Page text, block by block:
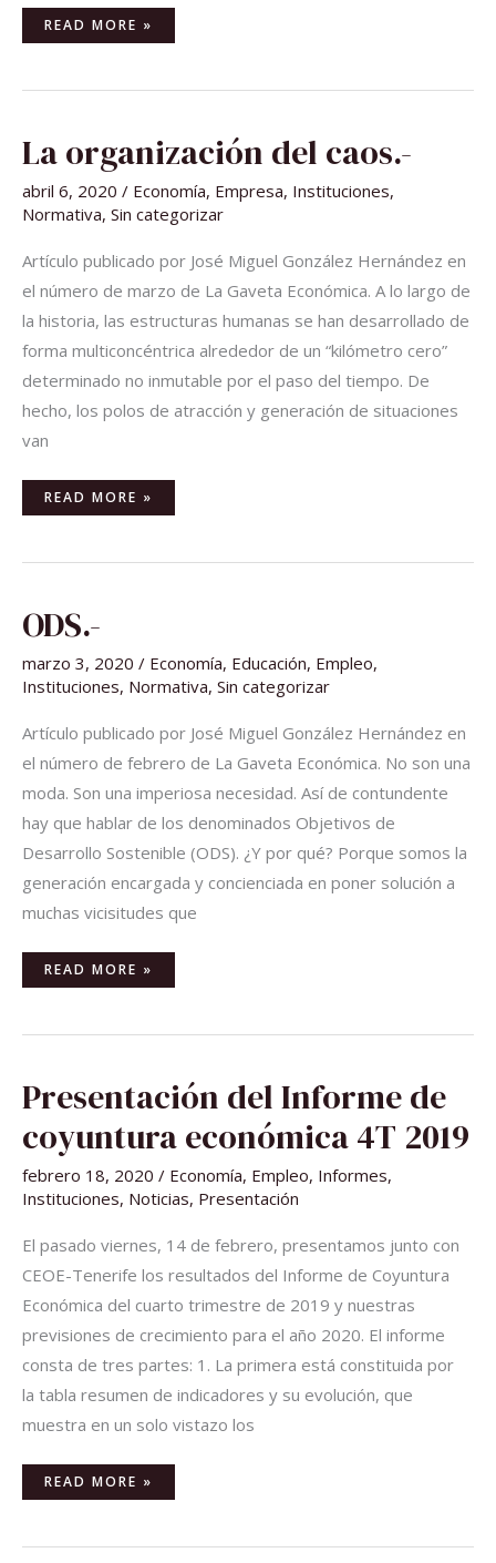
READ MORE »
La organización del caos.-
abril 6, 2020 / Economía, Empresa, Instituciones,
Normativa, Sin categorizar
Artículo publicado por José Miguel González Hernández en
el número de marzo de La Gaveta Económica. A lo largo de
la historia, las estructuras humanas se han desarrollado de
forma multiconcéntrica alrededor de un “kilómetro cero”
determinado no inmutable por el paso del tiempo. De
hecho, los polos de atracción y generación de situaciones
van
ORGANIZACIÓN
DEL
READ MORE »
ODS.-
marzo 3, 2020 / Economía, Educación, Empleo,
Instituciones, Normativa, Sin categorizar
Artículo publicado por José Miguel González Hernández en
el número de febrero de La Gaveta Económica. No son una
moda. Son una imperiosa necesidad. Así de contundente
hay que hablar de los denominados Objetivos de
Desarrollo Sostenible (ODS). ¿Y por qué? Porque somos la
generación encargada y concienciada en poner solución a
muchas vicisitudes que
ODS.-
READ MORE »
Presentación del Informe de
coyuntura económica 4T 2019
febrero 18, 2020 / Economía, Empleo, Informes,
Instituciones, Noticias, Presentación
El pasado viernes, 14 de febrero, presentamos junto con
CEOE-Tenerife los resultados del Informe de Coyuntura
Económica del cuarto trimestre de 2019 y nuestras
previsiones de crecimiento para el año 2020. El informe
consta de tres partes: 1. La primera está constituida por
la tabla resumen de indicadores y su evolución, que
muestra en un solo vistazo los
DEL
INFORME
COYUNTURA
ECONÓMICA
4T
2019
READ MORE »